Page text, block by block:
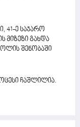
41-ე საჯარო
მიზეზი გახდა
შენობაში
ჩაშლილია.